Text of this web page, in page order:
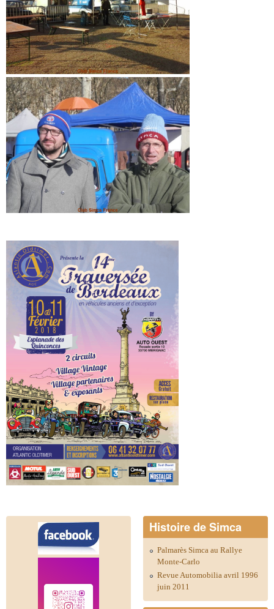
Histoire de Simca
Palmarès Simca au Rallye
Monte-Carlo
Revue Automobilia avril 1996
juin 2011